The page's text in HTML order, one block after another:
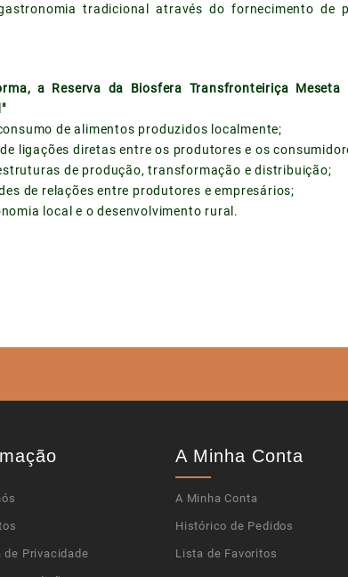
tradicional através do fornecimento de
a Reserva da Biosfera Transfronteiriça
de alimentos produzidos localmente;
ligações diretas entre os produtores e os
de produção, transformação e distribuição;
de relações entre produtores e empresários;
local e o desenvolvimento rural.
de Privacidade
A Minha Conta
A Minha Conta
Histórico de Pedidos
Lista de Favoritos